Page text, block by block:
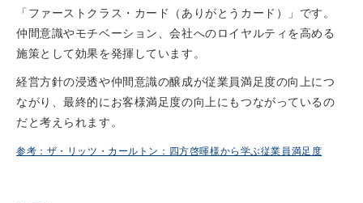
「ファーストクラス・カード（ありがとうカード）」です。
仲間意識やモチベーション、会社へのロイヤルティを高める
施策として効果を発揮しています。
経営方針の浸透や仲間意識の醸成が従業員満足度の向上につ
ながり、最終的にお客様満足度の向上にもつながっているの
だと考えられます。
参考：ザ・リッツ・カールトン：四方啓暉様から学ぶ従業員満足度